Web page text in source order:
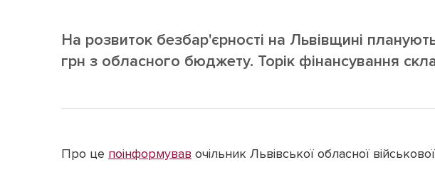
На розвиток безбар'єрності на Львівщині
грн з обласного бюджету. Торік фінансування
Про це поінформував очільник Львівської обласної